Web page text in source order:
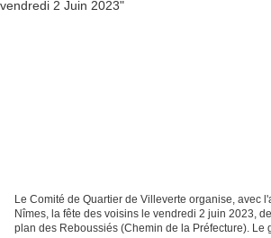
Le Comité de Quartier de Villeverte organise, avec
Nîmes, la fête des voisins le vendredi 2 juin 2023,
plan des Reboussiés (Chemin de la Préfecture). Le